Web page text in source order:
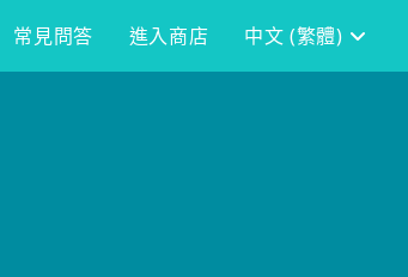
常見問答 進入商店 中文 (繁體)